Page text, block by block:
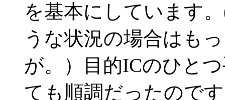
を基本にしています
うな状況の場合はも
が。）目的ICのひと
ても順調だったので